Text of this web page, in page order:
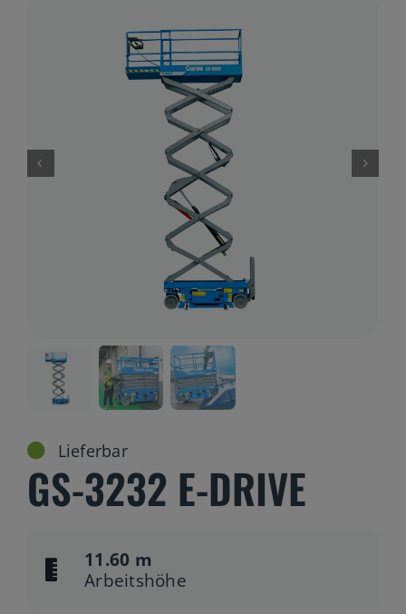
Elektro Scherenbühnen
Gelenkteleskopbühnen
Teleskopbühnen
Lieferbar
GS-3232 E-DRIVE
11.60 m
Arbeitshöhe